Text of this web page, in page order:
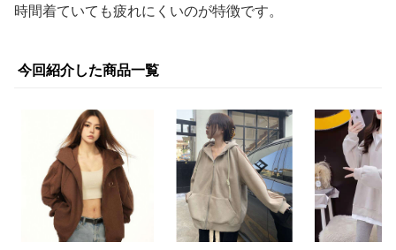
時間着ていても疲れにくいのが特徴です。
今回紹介した商品一覧